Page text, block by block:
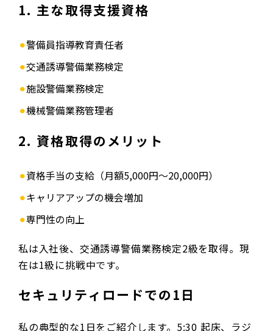
1. 主な取得支援資格
警備員指導教育責任者
交通誘導警備業務検定
施設警備業務検定
機械警備業務管理者
2. 資格取得のメリット
資格手当の支給（月額5,000円〜20,000円）
キャリアアップの機会増加
専門性の向上
私は入社後、交通誘導警備業務検定2級を取得。現
在は1級に挑戦中です。
セキュリティロードでの1日
私の典型的な1日をご紹介します。5:30 起床、ラジ